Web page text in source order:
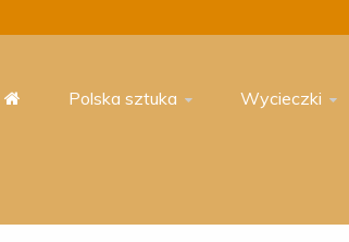
Polska sztuka Wycieczki